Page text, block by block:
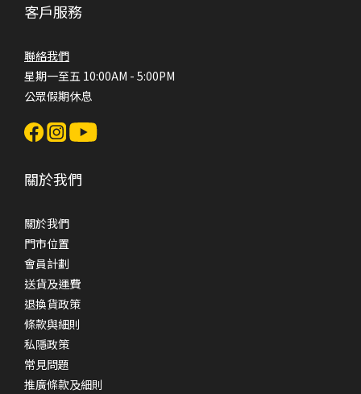
客戶服務
聯絡我們
星期一至五 10:00AM - 5:00PM
公眾假期休息
關於我們
關於我們
門市位置
會員計劃
送貨及運費
退換貨政策
條款與細則
私隱政策
常見問題
推廣條款及細則